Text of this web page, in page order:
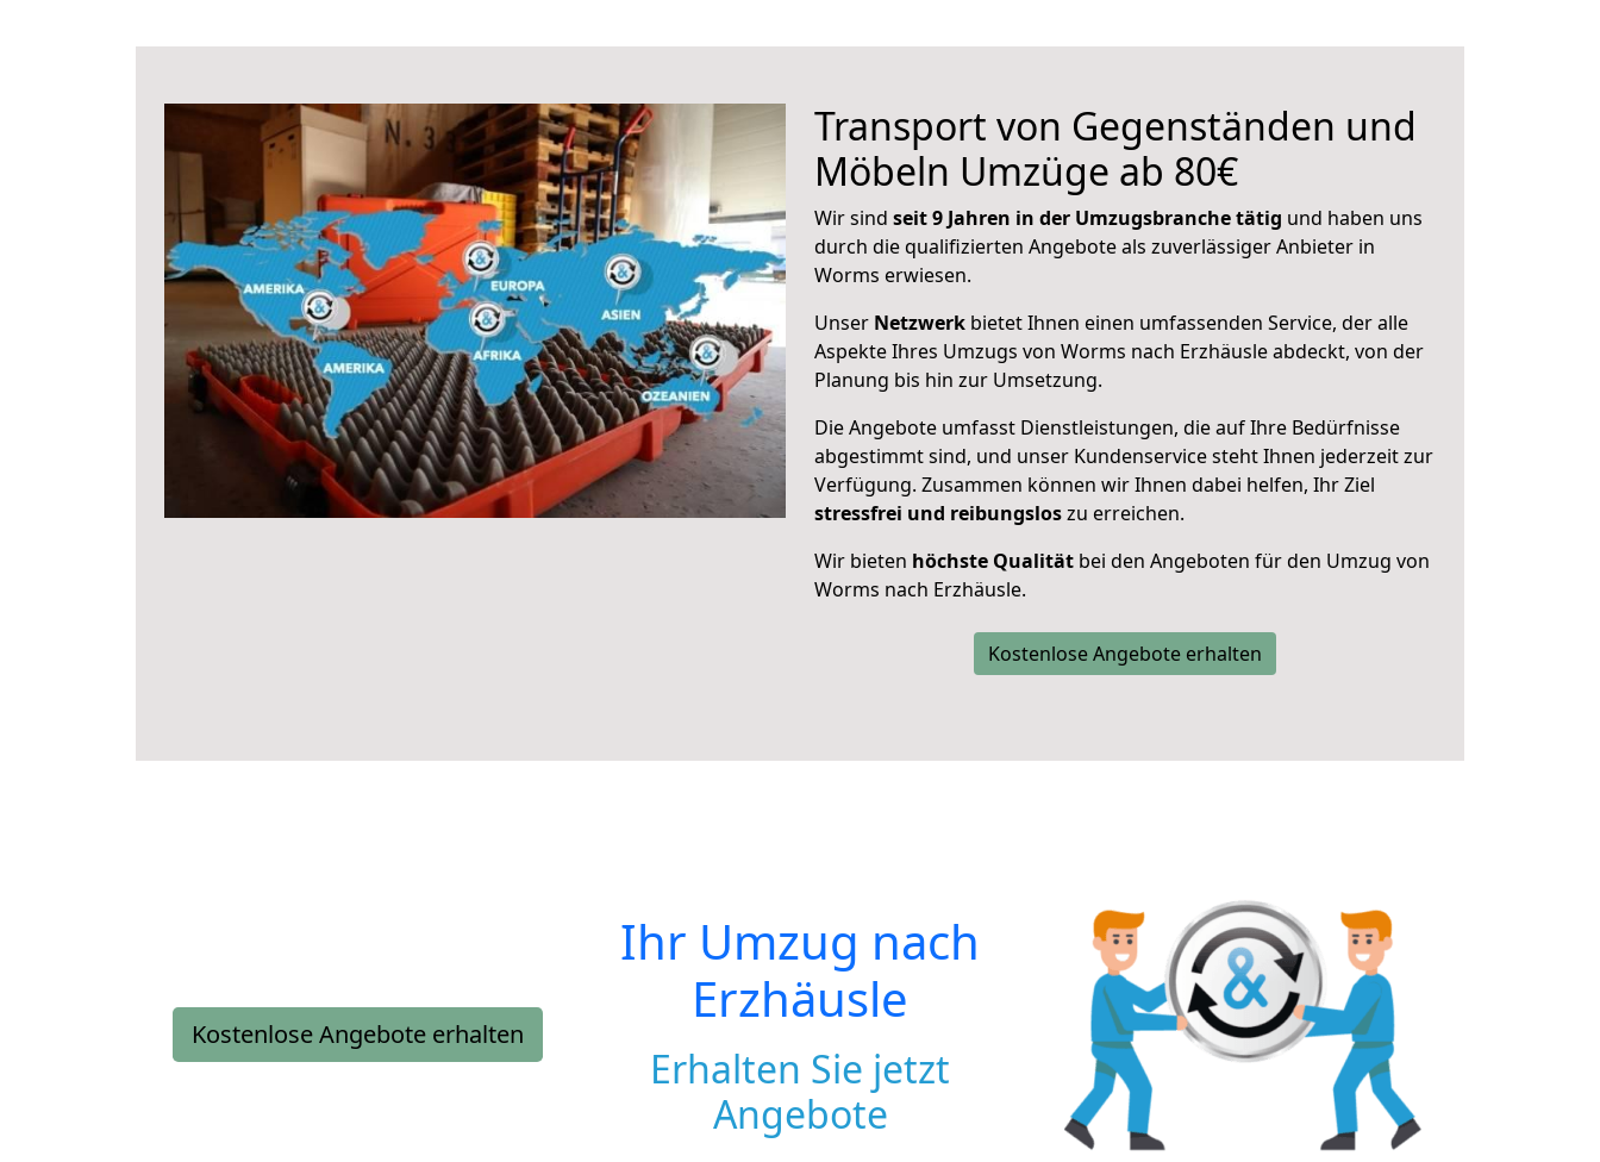
Transport von Gegenständen und
Möbeln Umzüge ab 80€
Wir sind seit 9 Jahren in der Umzugsbranche tätig und haben uns
durch die qualifizierten Angebote als zuverlässiger Anbieter in
Worms erwiesen.
Unser Netzwerk bietet Ihnen einen umfassenden Service, der alle
Aspekte Ihres Umzugs von Worms nach Erzhäusle abdeckt, von der
Planung bis hin zur Umsetzung.
Die Angebote umfasst Dienstleistungen, die auf Ihre Bedürfnisse
abgestimmt sind, und unser Kundenservice steht Ihnen jederzeit zur
Verfügung. Zusammen können wir Ihnen dabei helfen, Ihr Ziel
stressfrei und reibungsloszu erreichen.
Wir bieten höchste Qualität bei den Angeboten für den Umzug von
Worms nach Erzhäusle.
Kostenlose Angebote erhalten
Kostenlose Angebote erhalten
Ihr Umzug nach
Erzhäusle
Erhalten Sie jetzt
Angebote